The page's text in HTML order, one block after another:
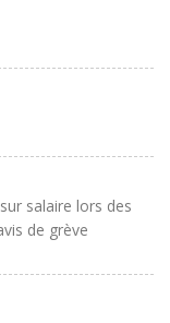
salaire lors des
de grève